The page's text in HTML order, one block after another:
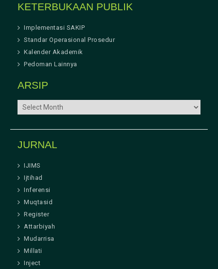
KETERBUKAAN PUBLIK
Implementasi SAKIP
Standar Operasional Prosedur
Kalender Akademik
Pedoman Lainnya
ARSIP
ARSIP
JURNAL
IJIMS
Ijtihad
Inferensi
Muqtasid
Register
Attarbiyah
Mudarrisa
Millati
Inject